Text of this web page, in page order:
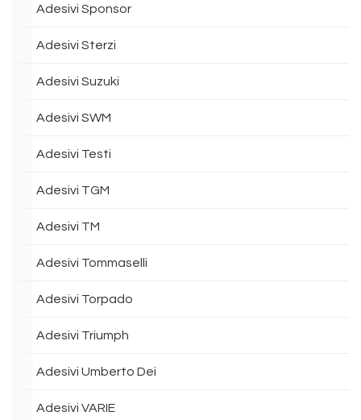
Adesivi Sponsor
Adesivi Sterzi
Adesivi Suzuki
Adesivi SWM
Adesivi Testi
Adesivi TGM
Adesivi TM
Adesivi Tommaselli
Adesivi Torpado
Adesivi Triumph
Adesivi Umberto Dei
Adesivi VARIE